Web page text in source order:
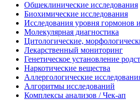
Общеклинические исследования
Биохимические исследования
Исследования уровня гормонов
Молекулярная диагностика
Цитологические,
Лекарственный мониторинг
Генетическое установление
Наркотические вещества
Аллергологические
Алгоритмы исследований
Комплексы анализов / Чек-ап